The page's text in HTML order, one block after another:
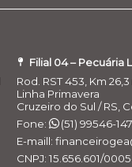
Filial 04 – Pecuária
Rod. RST 453, Km
Linha Primavera
Cruzeiro do Sul / RS,
Fone:
(51) 99546-
E-maill:
CNPJ: 15.656.601/